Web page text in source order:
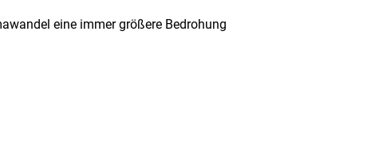
eine immer größere Bedrohung